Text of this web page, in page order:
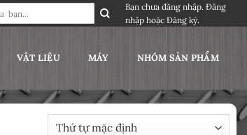
Bạn chưa đăng nhập. Đăng
nhậphoặc Đăng ký.
VẬT LIỆU MÁY NHÓM SẢN PHẨM